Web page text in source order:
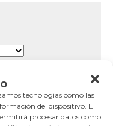
tecnologías como las
del dispositivo. El
procesar datos como